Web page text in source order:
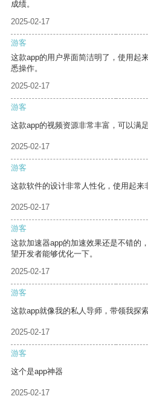
成绩。
2025-02-17
游客
这款app的用户界面简洁明了，使用起
悉操作。
2025-02-17
游客
这款app的视频资源非常丰富，可以满
2025-02-17
游客
这款软件的设计非常人性化，使用起来
2025-02-17
游客
这款加速器app的加速效果还是不错的
望开发者能够优化一下。
2025-02-17
游客
这款app就像我的私人导师，带领我探
2025-02-17
游客
这个是app神器
2025-02-17